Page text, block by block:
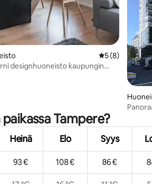
5 (8)
designhuoneisto kaupungin
Tampere?
Heinä Elo Syys
93 € 108 € 86 €